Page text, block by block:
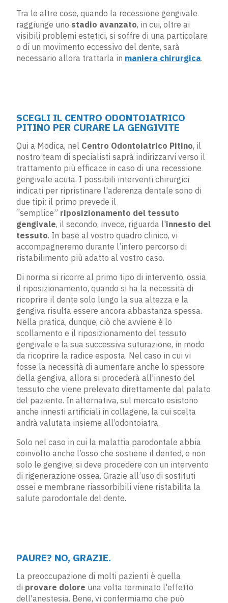
Tra le altre cose, quando la recessione gengivale
raggiunge uno stadio avanzato, in cui, oltre ai
visibili problemi estetici, si soffre di una particolare
o di un movimento eccessivo del dente, sarà
necessario allora trattarla in maniera chirurgica.
SCEGLI IL CENTRO ODONTOIATRICO
PITINO PER CURARE LA GENGIVITE
Qui a Modica, nel Centro Odontoiatrico Pitino, il
nostro team di specialisti saprà indirizzarvi verso il
trattamento più efficace in caso di una recessione
gengivale acuta. I possibili interventi chirurgici
indicati per ripristinare l'aderenza dentale sono di
due tipi: il primo prevede il
“semplice” riposizionamento del tessuto
gengivale, il secondo, invece, riguarda l'innesto del
tessuto. In base al vostro quadro clinico, vi
accompagneremo durante l’intero percorso di
ristabilimento più adatto al vostro caso.
Di norma si ricorre al primo tipo di intervento, ossia
il riposizionamento, quando si ha la necessità di
ricoprire il dente solo lungo la sua altezza e la
gengiva risulta essere ancora abbastanza spessa.
Nella pratica, dunque, ciò che avviene è lo
scollamento e il riposizionamento del tessuto
gengivale e la sua successiva suturazione, in modo
da ricoprire la radice esposta. Nel caso in cui vi
fosse la necessità di aumentare anche lo spessore
della gengiva, allora si procederà all'innesto del
tessuto che viene prelevato direttamente dal palato
del paziente. In alternativa, sul mercato esistono
anche innesti artificiali in collagene, la cui scelta
andrà valutata insieme all’odontoiatra.
Solo nel caso in cui la malattia parodontale abbia
coinvolto anche l’osso che sostiene il dented, e non
solo le gengive, si deve procedere con un intervento
di rigenerazione ossea. Grazie all’uso di sostituti
ossei e membrane riassorbibili viene ristabilita la
salute parodontale del dente.
PAURE? NO, GRAZIE.
La preoccupazione di molti pazienti è quella
di provare dolore una volta terminato l'effetto
dell'anestesia. Bene, vi confermiamo che può